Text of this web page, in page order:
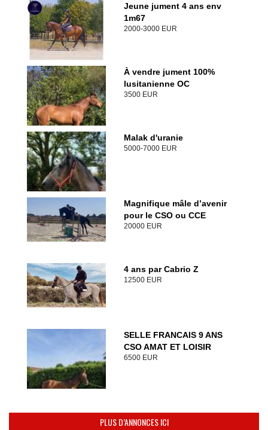
Jeune jument 4 ans env
1m67
2000-3000 EUR
À vendre jument 100%
lusitanienne OC
3500 EUR
Malak d'uranie
5000-7000 EUR
Magnifique mâle d’avenir
pour le CSO ou CCE
20000 EUR
4 ans par Cabrio Z
12500 EUR
SELLE FRANCAIS 9 ANS
CSO AMAT ET LOISIR
6500 EUR
PLUS D’ANNONCES ICI